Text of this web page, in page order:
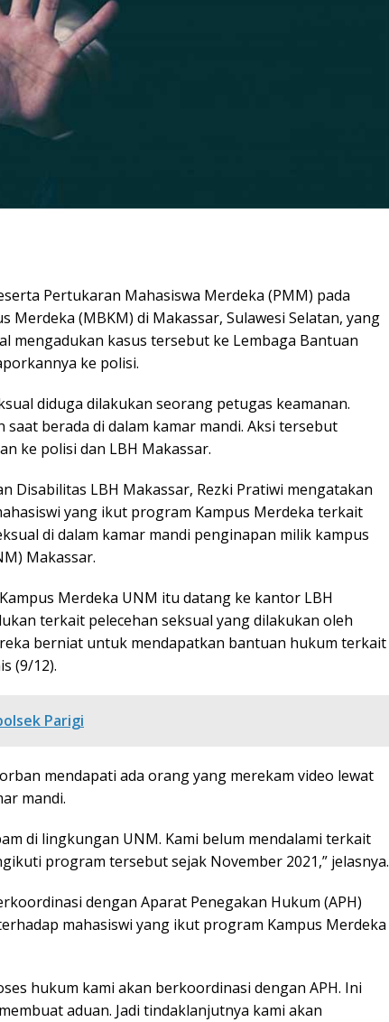
Pertukaran Mahasiswa Merdeka (PMM) pada
Merdeka (MBKM) di Makassar, Sulawesi Selatan, yang
mengadukan kasus tersebut ke Lembaga Bantuan
ke polisi.
diduga dilakukan seorang petugas keamanan.
berada di dalam kamar mandi. Aksi tersebut
ke polisi dan LBH Makassar.
Disabilitas LBH Makassar, Rezki Pratiwi mengatakan
yang ikut program Kampus Merdeka terkait
di dalam kamar mandi penginapan milik kampus
Makassar.
Merdeka UNM itu datang ke kantor LBH
terkait pelecehan seksual yang dilakukan oleh
berniat untuk mendapatkan bantuan hukum terkait
(9/12).
Parigi
mendapati ada orang yang merekam video lewat
mandi.
di lingkungan UNM. Kami belum mendalami terkait
program tersebut sejak November 2021,” jelasnya.
dengan Aparat Penegakan Hukum (APH)
mahasiswi yang ikut program Kampus Merdeka
hukum kami akan berkoordinasi dengan APH. Ini
aduan. Jadi tindaklanjutnya kami akan